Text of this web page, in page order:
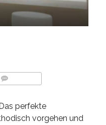
perfekte
vorgehen und